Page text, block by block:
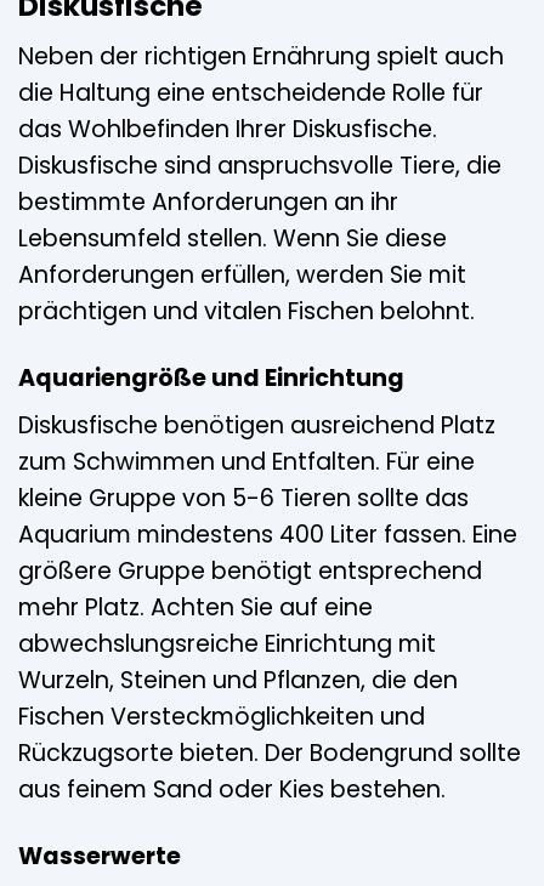
Neben der richtigen Ernährung spielt auch
die Haltung eine entscheidende Rolle für
das Wohlbefinden Ihrer Diskusfische.
Diskusfische sind anspruchsvolle Tiere, die
bestimmte Anforderungen an ihr
Lebensumfeld stellen. Wenn Sie diese
Anforderungen erfüllen, werden Sie mit
prächtigen und vitalen Fischen belohnt.
Aquariengröße und Einrichtung
Diskusfische benötigen ausreichend Platz
zum Schwimmen und Entfalten. Für eine
kleine Gruppe von 5-6 Tieren sollte das
Aquarium mindestens 400 Liter fassen. Eine
größere Gruppe benötigt entsprechend
mehr Platz. Achten Sie auf eine
abwechslungsreiche Einrichtung mit
Wurzeln, Steinen und Pflanzen, die den
Fischen Versteckmöglichkeiten und
Rückzugsorte bieten. Der Bodengrund sollte
aus feinem Sand oder Kies bestehen.
Wasserwerte